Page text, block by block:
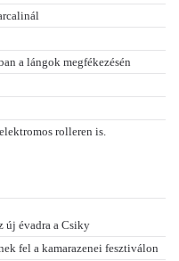
a lángok megfékezésén
rolleren is.
új évadra a Csiky
fel a kamarazenei fesztiválon